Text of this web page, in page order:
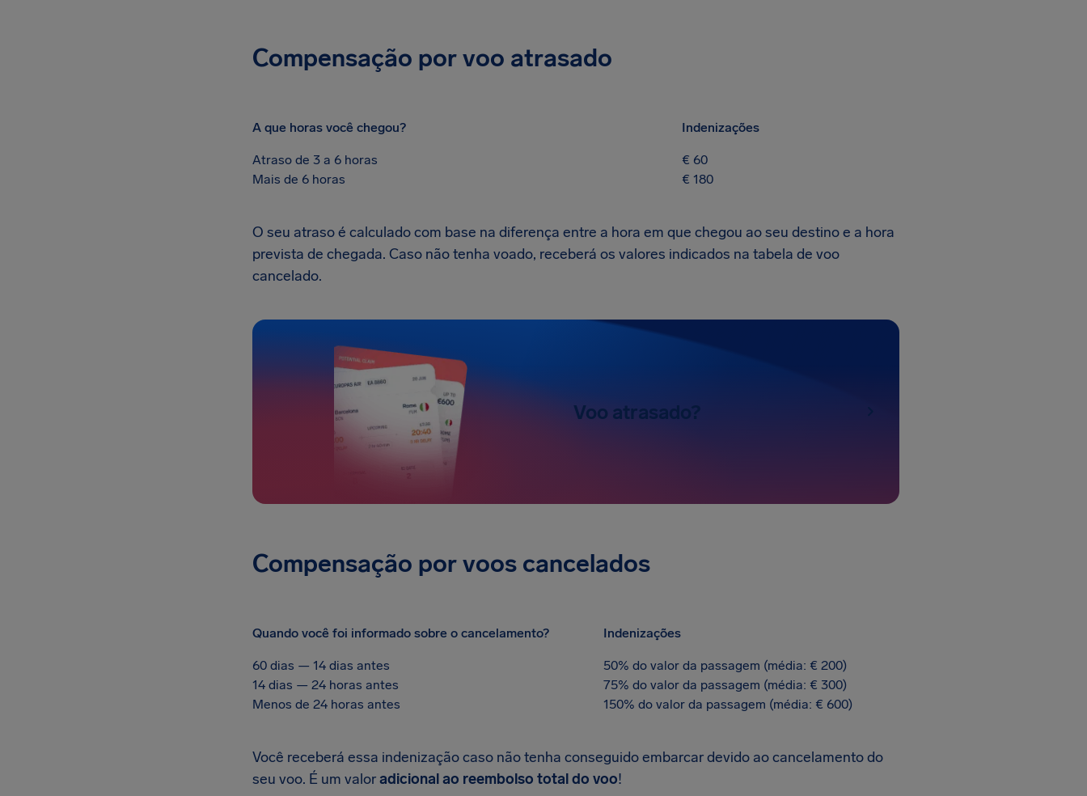
Compensação por voo atrasado
A que horas você chegou? Indenizações
Atraso de 3 a 6 horas
€ 60
Mais de 6 horas
€ 180
O seu atraso é calculado com base na diferença entre a hora em que chegou ao seu destino e a hora
prevista de chegada. Caso não tenha voado, receberá os valores indicados na tabela de voo
cancelado.
Voo atrasado?
Compensação por voos cancelados
Quando você foi informado sobre o cancelamento? Indenizações
60 dias — 14 dias antes
50% do valor da passagem (média: € 200)
14 dias — 24 horas antes
75% do valor da passagem (média: € 300)
Menos de 24 horas antes
150% do valor da passagem (média: € 600)
Você receberá essa indenização caso não tenha conseguido embarcar devido ao cancelamento do
seu voo. É um valoradicional ao reembolso total do voo!